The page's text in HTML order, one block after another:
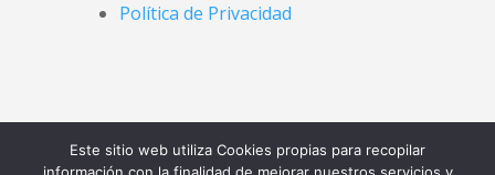
Política de Privacidad
Este sitio web utiliza Cookies propias para recopilar